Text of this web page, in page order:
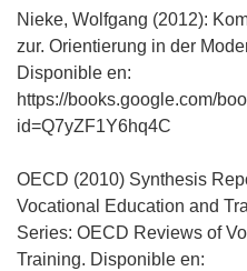
Nieke, Wolfgang (2012):
zur. Orientierung in der
Disponible en:
https://books.google.com/
id=Q7yZF1Y6hq4C
OECD (2010) Synthesis
Vocational Education and
Series: OECD Reviews of
Training. Disponible en: